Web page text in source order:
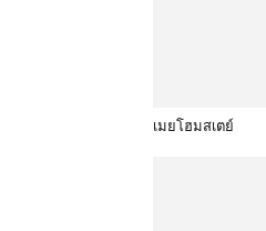
เมยโฮมสเตย์